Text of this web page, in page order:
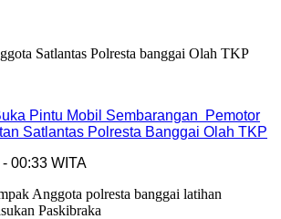
Pintu Mobil Sembarangan Pemotor
Satlantas Polresta Banggai Olah TKP
00:33 WITA